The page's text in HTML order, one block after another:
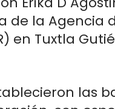
de la Agencia
en Tuxtla
las